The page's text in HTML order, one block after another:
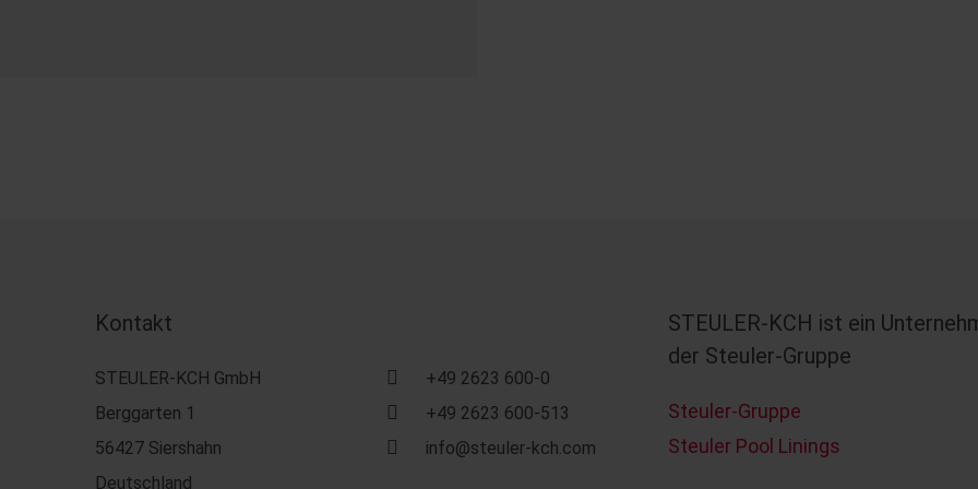
Kontakt
STEULER-KCH GmbH
Berggarten 1
56427 Siershahn
Deutschland
+49 2623 600-0
+49 2623 600-513
info@steuler-kch.com
STEULER-KCH ist ein
der Steuler-Gruppe
Steuler-Gruppe
Steuler Pool Linings